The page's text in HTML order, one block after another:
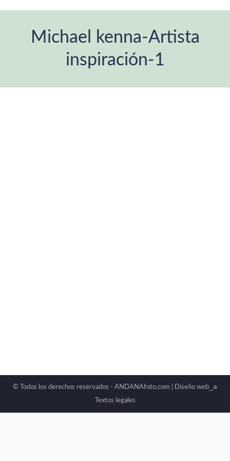
Michael kenna-Artista
inspiración-1
© Todos los derechos reservados - ANDANAfoto.com | Diseño web _a
Textos legales